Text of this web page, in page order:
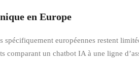
en Europe
spécifiquement européennes restent
comparant un chatbot IA à une ligne